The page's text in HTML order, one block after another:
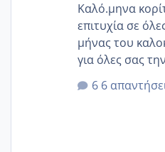
Καλό.μηνα
επιτυχία σε
μήνας του
για όλες σας
@Elk
@Zenia z
6